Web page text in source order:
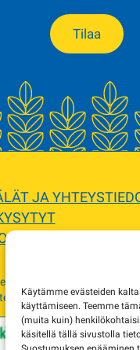
Käytämme evästeiden
käyttämiseen. Teemme
(muita kuin)
käsitellä tällä sivustolla
Tilaa
JA
tuotteista.
ja sovimme